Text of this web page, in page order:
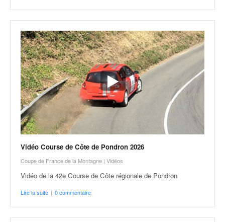
Vidéo Course de Côte de Pondron 2026
Coupe de France de la Montagne | Vidéos
Vidéo de la 42e Course de Côte régionale de Pondron
Lire la suite | 0 commentaire